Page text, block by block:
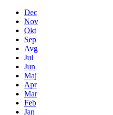
Dec
Nov
Okt
Sep
Avg
Jul
Jun
Maj
Apr
Mar
Feb
Jan